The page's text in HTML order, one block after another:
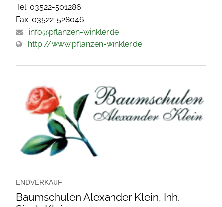
Tel: 03522-501286
Fax: 03522-528046
info@pflanzen-winkler.de
http://www.pflanzen-winkler.de
ENDVERKAUF
Baumschulen Alexander Klein, Inh.